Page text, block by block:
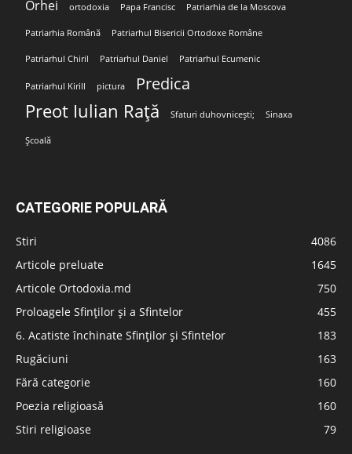
Orhei ortodoxia Papa Francisc Patriarhia de la Moscova
Patriarhia Română Patriarhul Bisericii Ortodoxe Române
Patriarhul Chiril Patriarhul Daniel Patriarhul Ecumenic
Patriarhul Kirill pictura Predica
Preot Iulian Rață Sfaturi duhovnicești; Sinaxa
Școală
CATEGORIE POPULARĂ
Stiri
4086
Articole preluate
1645
Articole Ortodoxia.md
750
Proloagele Sfinților și a Sfintelor
455
6. Acatiste închinate Sfinților și Sfintelor
183
Rugăciuni
163
Fără categorie
160
Poezia religioasă
160
Stiri religioase
79